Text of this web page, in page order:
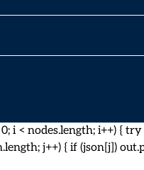
< nodes.length; i++) {
j++) { if (json[j])